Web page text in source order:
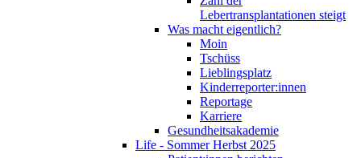
Lebertransplantationen steigt
Was macht eigentlich?
Moin
Tschüss
Lieblingsplatz
Kinderreporter:innen
Reportage
Karriere
Gesundheitsakademie
Life - Sommer Herbst 2025